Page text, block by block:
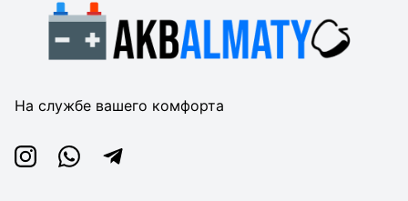
На службе вашего комфорта
InstagramWhatsappTelegram